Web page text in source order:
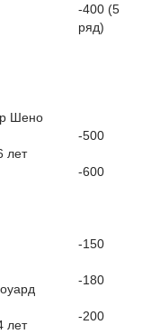
-400 (5
ряд)
Шено
лет
-500
-600
лет
-150
-180
-200